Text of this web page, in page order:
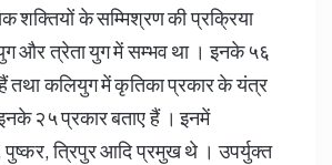
शक्तियों के सम्मिश्रण की प्रक्रिया
और त्रेता युग में सम्भव था । इनके ५६
तथा कलियुग में कृतिका प्रकार के यंत्र
२५ प्रकार बताए हैं । इनमें
त्रिपुर आदि प्रमुख थे । उपर्युक्त